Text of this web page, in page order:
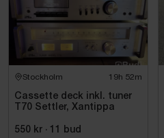
Stockholm 19h 52m
Cassette deck inkl. tuner
T70 Settler, Xantippa
550 kr · 11 bud